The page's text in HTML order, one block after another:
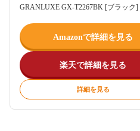
GRANLUXE GX-T2267BK [ブラック]
Amazonで詳細を見る
楽天で詳細を見る
詳細を見る